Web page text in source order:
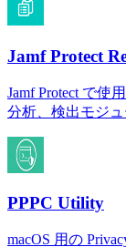
Jamf Protect
Jamf Protect で使
分析、検出モジ
PPPC Utility
macOS 用の